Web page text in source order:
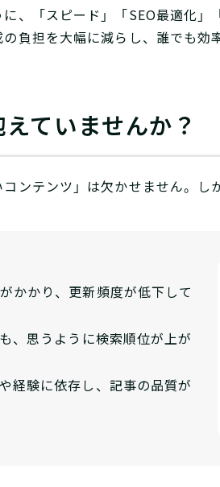
、「スピード」「SEO最適化
負担を大幅に減らし、誰でも効
ていませんか？
ンテンツ」は欠かせません。し
かかり、更新頻度が低下して
、思うように検索順位が上が
経験に依存し、記事の品質が